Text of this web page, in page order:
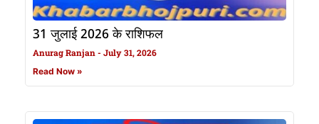
31 जुलाई 2026 के राशिफल
Anurag Ranjan July 31, 2026
Read Now »